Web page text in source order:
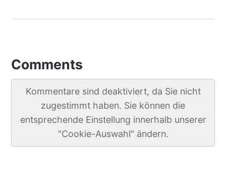
Comments
Kommentare sind deaktiviert, da Sie nicht
zugestimmt haben. Sie können die
entsprechende Einstellung innerhalb unserer
"Cookie-Auswahl" ändern.